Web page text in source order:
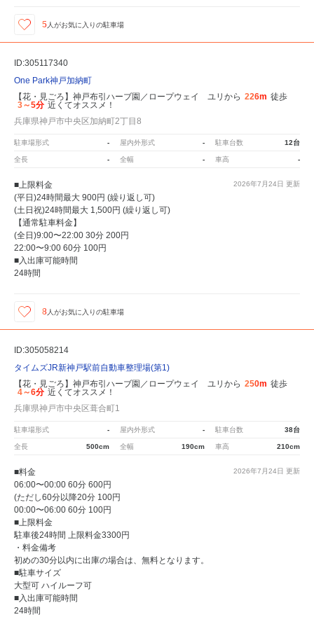
5人がお気に入りの駐車場
ID:305117340
One Park神戸加納町
【花・見ごろ】神戸布引ハーブ園／ロープウェイ ユリから 226m 徒歩
3～5分 近くてオススメ！
兵庫県神戸市中央区加納町2丁目8
駐車場形式 - 屋内外形式 - 駐車台数 12台
全長 - 全幅 - 車高 -
2026年7月24日 更新
■上限料金
(平日)24時間最大 900円 (繰り返し可)
(土日祝)24時間最大 1,500円 (繰り返し可)
【通常駐車料金】
(全日)9:00〜22:00 30分 200円
22:00〜9:00 60分 100円
■入出庫可能時間
24時間
8人がお気に入りの駐車場
ID:305058214
タイムズJR新神戸駅前自動車整理場(第1)
【花・見ごろ】神戸布引ハーブ園／ロープウェイ ユリから 250m 徒歩
4～6分 近くてオススメ！
兵庫県神戸市中央区葺合町1
駐車場形式 - 屋内外形式 - 駐車台数 38台
全長 500cm 全幅 190cm 車高 210cm
2026年7月24日 更新
■料金
06:00〜00:00 60分 600円
(ただし60分以降20分 100円
00:00〜06:00 60分 100円
■上限料金
駐車後24時間 上限料金3300円
・料金備考
初めの30分以内に出庫の場合は、無料となります。
■駐車サイズ
大型可 ハイルーフ可
■入出庫可能時間
24時間